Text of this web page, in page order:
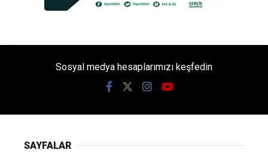
Sosyal medya hesaplarımızı keşfedin
SAYFALAR